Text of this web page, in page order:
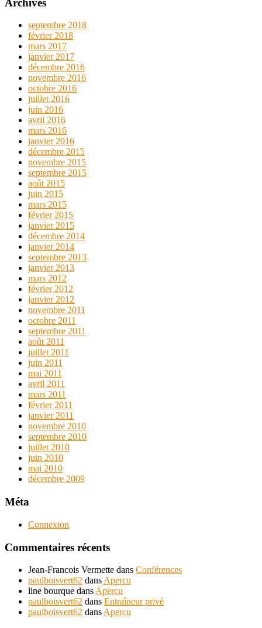
septembre 2018
février 2018
mars 2017
janvier 2017
décembre 2016
novembre 2016
octobre 2016
juillet 2016
juin 2016
avril 2016
mars 2016
janvier 2016
décembre 2015
novembre 2015
septembre 2015
août 2015
juin 2015
mars 2015
février 2015
janvier 2015
décembre 2014
janvier 2014
septembre 2013
janvier 2013
mars 2012
février 2012
janvier 2012
novembre 2011
octobre 2011
septembre 2011
août 2011
juillet 2011
juin 2011
mai 2011
avril 2011
mars 2011
février 2011
janvier 2011
novembre 2010
septembre 2010
juillet 2010
juin 2010
mai 2010
décembre 2009
Méta
Connexion
Commentaires récents
Jean-Francois Vermette dans Conférences
paulboisvert62 dans Apercu
line bourque dans Apercu
paulboisvert62 dans Entraîneur privé
paulboisvert62 dans Apercu